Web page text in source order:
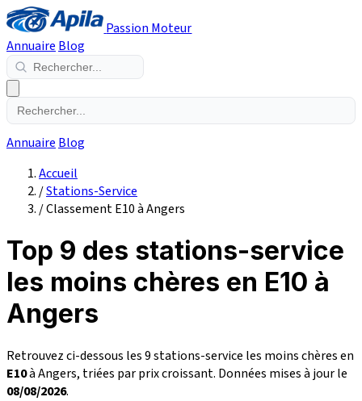
Passion Moteur
Annuaire Blog
Annuaire Blog
Accueil
/Stations-Service
/Classement E10 à Angers
Top 9 des stations-service
les moins chères en E10 à
Angers
Retrouvez ci-dessous les 9 stations-service les moins chères en
E10à Angers, triées par prix croissant. Données mises à jour le
08/08/2026.